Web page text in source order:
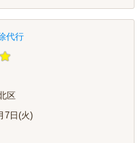
代行
区
7日(火)